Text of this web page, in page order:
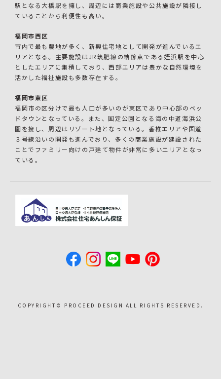
駅となる大橋駅を擁し、周辺には商業施設や公共施設が隣接し
ていることから利便性も高い。
福岡市西区
市内で最も農地が多く、新興住宅地として開発が進んでいるエ
リアとなる。主要施設はJR筑肥線の結節点である姪浜駅を中心
としたエリアに集積しており、西部エリアは豊かな自然環境を
活かした福祉施設も多数存在する。
福岡市東区
福岡市の区分けで最も人口が多いのが東区であり中心部のベッ
ドタウンとなっている。また、国定公園となる海の中道海浜公
園を擁し、周辺はリゾート地となっている。香椎エリアや国道
３号線沿いの開発も進んでおり、多くの商業施設が建設された
ことでファミリー向けの戸建て物件が非常に多いエリアとなっ
ている。
COPYRIGHT©︎ PROCEED DESIGN ALL RIGHTS RESERVED.